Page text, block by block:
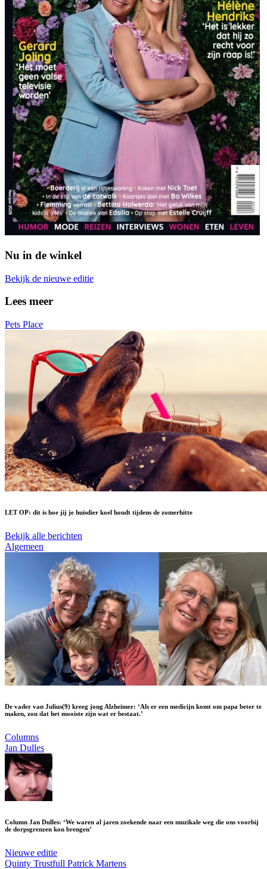
Nu in de winkel
Bekijk de nieuwe editie
Lees meer
Pets Place
LET OP: dit is hoe jij je huisdier koel houdt tijdens de zomerhitte
Bekijk alle berichten
Algemeen
De vader van Julius(9) kreeg jong Alzheimer: ‘Als er een medicijn komt om papa beter te
maken, zou dat het mooiste zijn wat er bestaat.’
Columns
Jan Dulles
Column Jan Dulles: ‘We waren al jaren zoekende naar een muzikale weg die ons voorbij
de dorpsgrenzen kon brengen’
Nieuwe editie
Quinty Trustfull Patrick Martens